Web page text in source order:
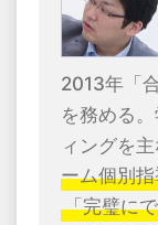
2013年「
を務める
ィングを
ーム個別
「完璧に